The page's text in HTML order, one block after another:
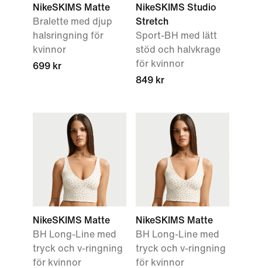
NikeSKIMS Matte
Bralette med djup
halsringning för
kvinnor
699 kr
NikeSKIMS Studio
Stretch
Sport-BH med lätt
stöd och halvkrage
för kvinnor
849 kr
NikeSKIMS Matte
BH Long-Line med
tryck och v-ringning
för kvinnor
NikeSKIMS Matte
BH Long-Line med
tryck och v-ringning
för kvinnor